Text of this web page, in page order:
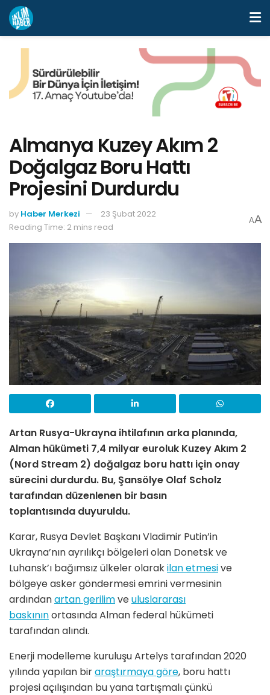
Almanya Kuzey Akım 2
Doğalgaz Boru Hattı
Projesini Durdurdu
by Haber Merkezi
23 Şubat 2022
Reading Time: 2 mins read
AA
Artan Rusya-Ukrayna ihtilafının arka planında,
Alman hükümeti 7,4 milyar euroluk Kuzey Akım 2
(Nord Stream 2) doğalgaz boru hattı için onay
sürecini durdurdu. Bu, Şansölye Olaf Scholz
tarafından düzenlenen bir basın
toplantısında duyuruldu.
Karar, Rusya Devlet Başkanı Vladimir Putin’in
Ukrayna’nın ayrılıkçı bölgeleri olan Donetsk ve
Luhansk’ı bağımsız ülkeler olarakilan etmesive
bölgeye asker göndermesi emrini vermesinin
ardındanartan gerilimveuluslararası
baskınınortasında Alman federal hükümeti
tarafından alındı.
Enerji modelleme kuruluşu Artelys tarafından 2020
yılında yapılan biraraştırmaya göre, boru hattı
projesi açılışından bu yana tartışmalı çünkü